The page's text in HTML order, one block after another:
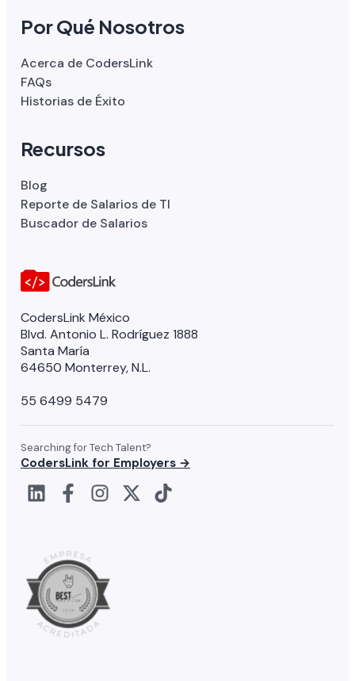
CodersLink México
Blvd. Antonio L. Rodríguez 1888
Santa María
64650 Monterrey, N.L.
55 6499 5479
Searching for Tech Talent?
CodersLink for Employers →
Por Qué Nosotros
Acerca de CodersLink
FAQs
Historias de Éxito
Recursos
Blog
Reporte de Salarios de TI
Buscador de Salarios